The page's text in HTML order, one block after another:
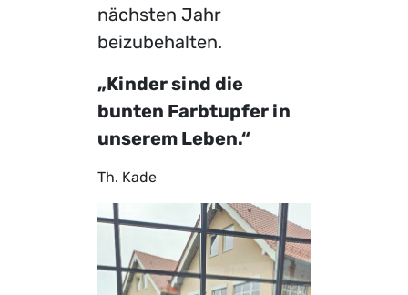
nächsten Jahr
beizubehalten.
„Kinder sind die
bunten Farbtupfer in
unserem Leben.“
Th. Kade